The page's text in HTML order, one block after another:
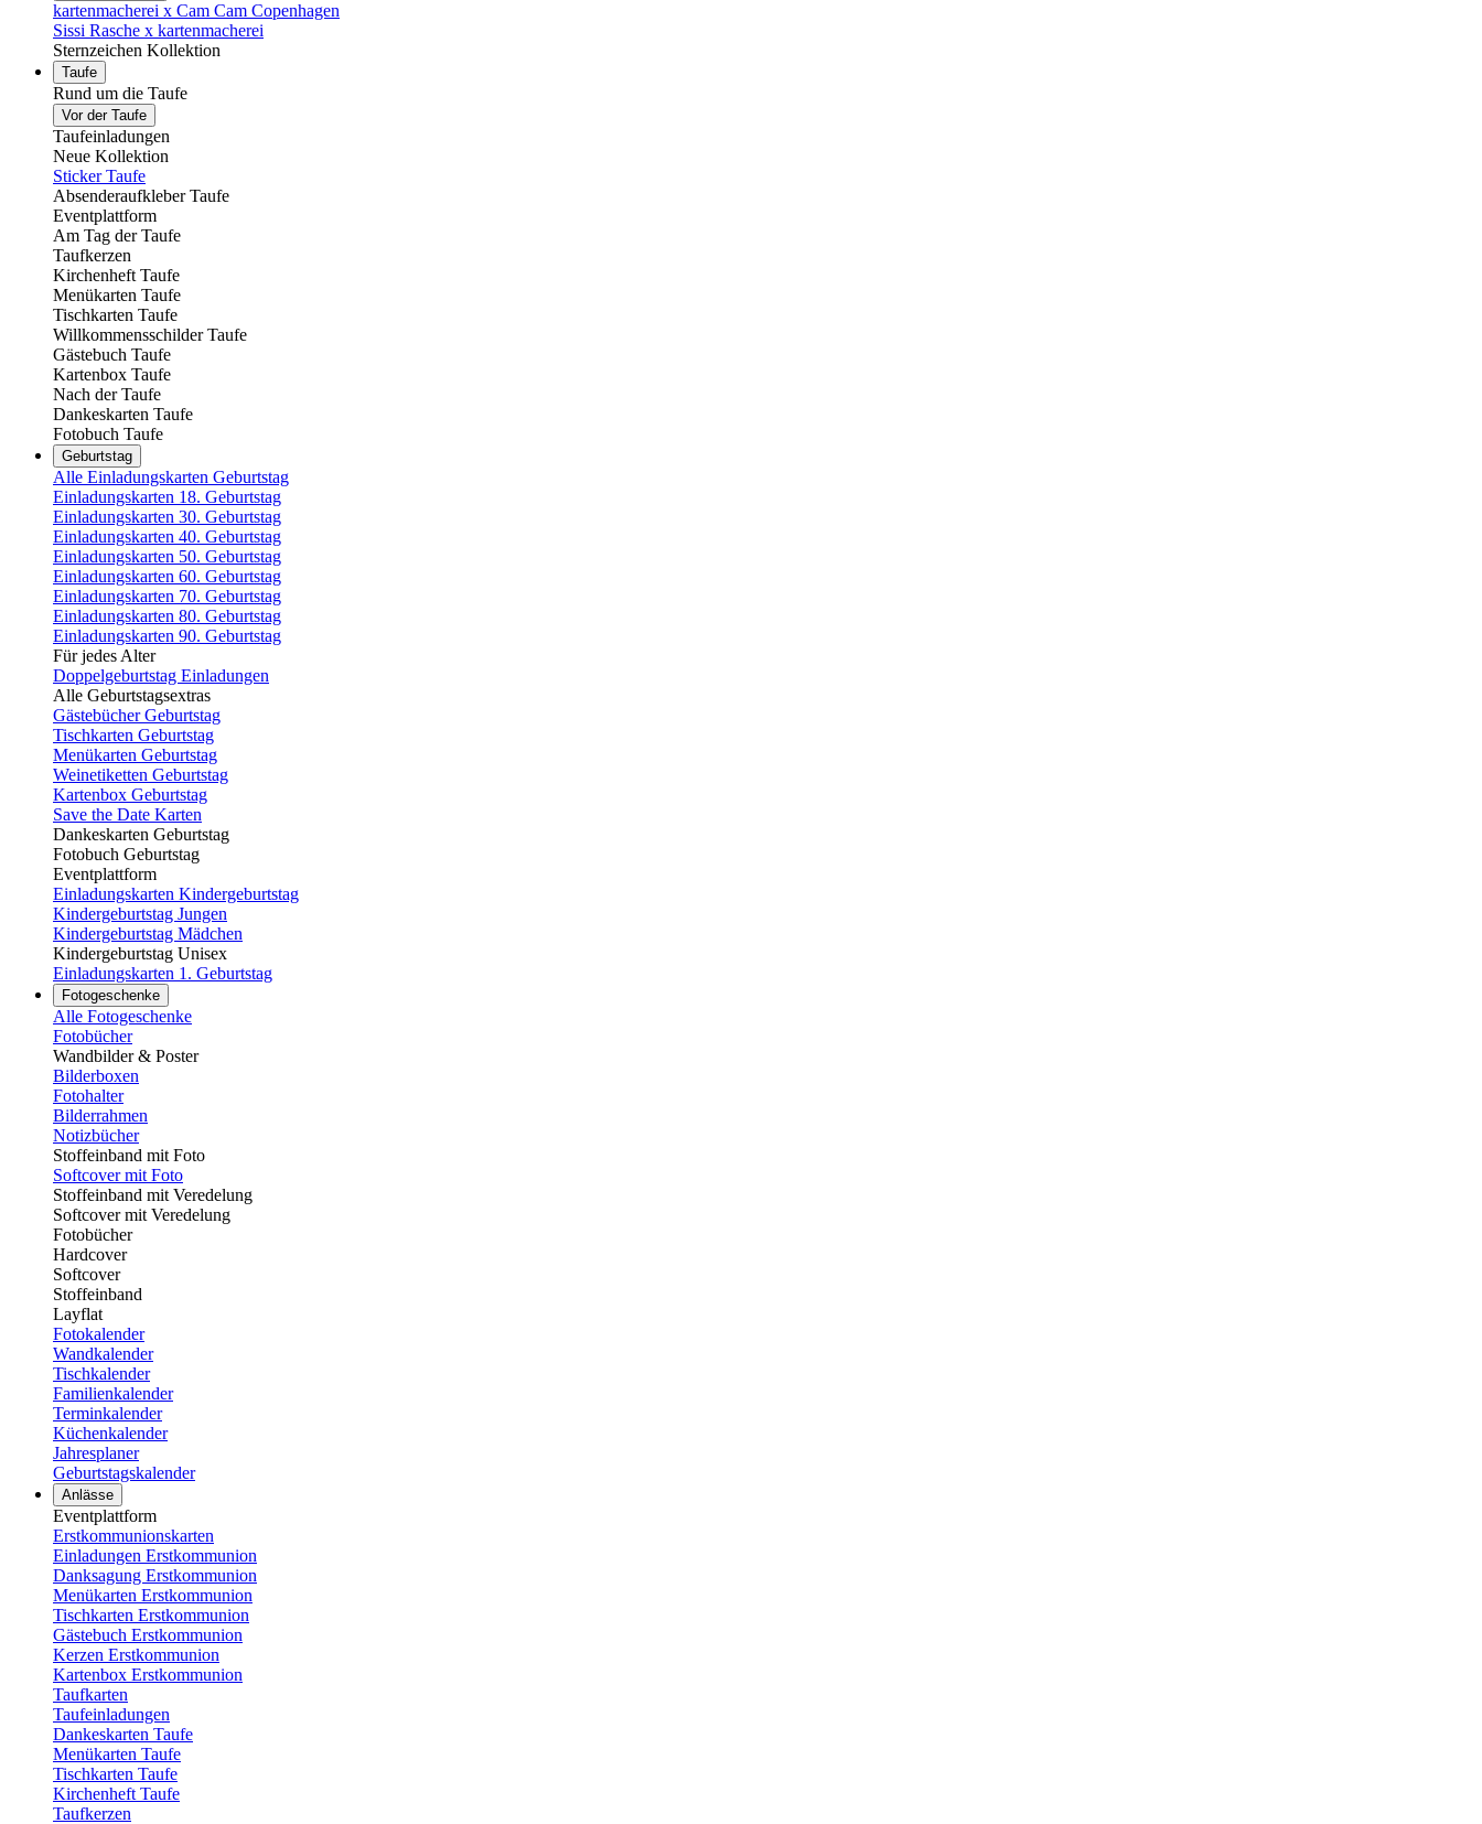
kartenmacherei x Cam Cam Copenhagen
Sissi Rasche x kartenmacherei
Sternzeichen Kollektion
Taufe
Rund um die Taufe
Vor der Taufe
Taufeinladungen
Neue Kollektion
Sticker Taufe
Absenderaufkleber Taufe
Eventplattform
Am Tag der Taufe
Taufkerzen
Kirchenheft Taufe
Menükarten Taufe
Tischkarten Taufe
Willkommensschilder Taufe
Gästebuch Taufe
Kartenbox Taufe
Nach der Taufe
Dankeskarten Taufe
Fotobuch Taufe
Geburtstag
Alle Einladungskarten Geburtstag
Einladungskarten 18. Geburtstag
Einladungskarten 30. Geburtstag
Einladungskarten 40. Geburtstag
Einladungskarten 50. Geburtstag
Einladungskarten 60. Geburtstag
Einladungskarten 70. Geburtstag
Einladungskarten 80. Geburtstag
Einladungskarten 90. Geburtstag
Für jedes Alter
Doppelgeburtstag Einladungen
Alle Geburtstagsextras
Gästebücher Geburtstag
Tischkarten Geburtstag
Menükarten Geburtstag
Weinetiketten Geburtstag
Kartenbox Geburtstag
Save the Date Karten
Dankeskarten Geburtstag
Fotobuch Geburtstag
Eventplattform
Einladungskarten Kindergeburtstag
Kindergeburtstag Jungen
Kindergeburtstag Mädchen
Kindergeburtstag Unisex
Einladungskarten 1. Geburtstag
Fotogeschenke
Alle Fotogeschenke
Fotobücher
Wandbilder & Poster
Bilderboxen
Fotohalter
Bilderrahmen
Notizbücher
Stoffeinband mit Foto
Softcover mit Foto
Stoffeinband mit Veredelung
Softcover mit Veredelung
Fotobücher
Hardcover
Softcover
Stoffeinband
Layflat
Fotokalender
Wandkalender
Tischkalender
Familienkalender
Terminkalender
Küchenkalender
Jahresplaner
Geburtstagskalender
Anlässe
Eventplattform
Erstkommunionskarten
Einladungen Erstkommunion
Danksagung Erstkommunion
Menükarten Erstkommunion
Tischkarten Erstkommunion
Gästebuch Erstkommunion
Kerzen Erstkommunion
Kartenbox Erstkommunion
Taufkarten
Taufeinladungen
Dankeskarten Taufe
Menükarten Taufe
Tischkarten Taufe
Kirchenheft Taufe
Taufkerzen